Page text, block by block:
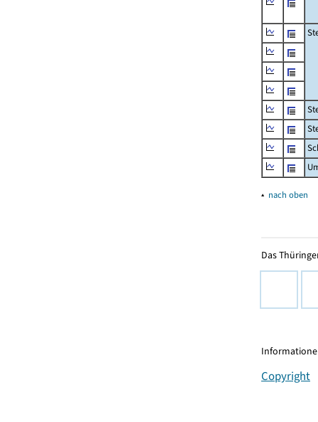
▴ nach oben
Das
Copyright